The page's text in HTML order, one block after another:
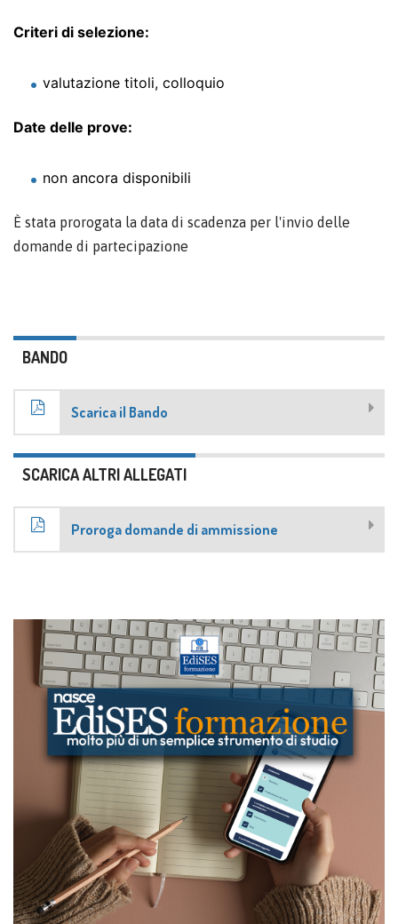
Criteri di selezione:
valutazione titoli, colloquio
Date delle prove:
non ancora disponibili
È stata prorogata la data di scadenza per l'invio delle
domande di partecipazione
BANDO
Scarica il Bando
SCARICA ALTRI ALLEGATI
Proroga domande di ammissione